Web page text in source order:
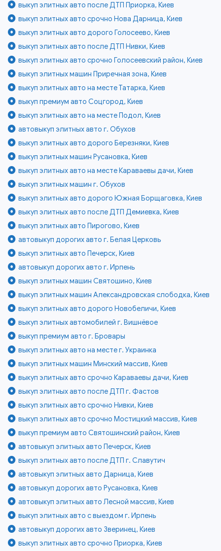
выкуп элитных авто после ДТП Приорка, Киев
выкуп элитных авто срочно Нова Дарница, Киев
выкуп элитных авто дорого Голосеево, Киев
выкуп элитных авто после ДТП Нивки, Киев
выкуп элитных авто срочно Голосеевский район, Киев
выкуп элитных машин Приречная зона, Киев
выкуп элитных авто на месте Татарка, Киев
выкуп премиум авто Соцгород, Киев
выкуп элитных авто на месте Подол, Киев
автовыкуп элитных авто г. Обухов
выкуп элитных авто дорого Березняки, Киев
выкуп элитных машин Русановка, Киев
выкуп элитных авто на месте Караваевы дачи, Киев
выкуп элитных машин г. Обухов
выкуп элитных авто дорого Южная Борщаговка, Киев
выкуп элитных авто после ДТП Демиевка, Киев
выкуп элитных авто Пирогово, Киев
автовыкуп дорогих авто г. Белая Церковь
выкуп элитных авто Печерск, Киев
автовыкуп дорогих авто г. Ирпень
выкуп элитных машин Святошино, Киев
выкуп элитных машин Александровская слободка, Киев
выкуп элитных авто дорого Новобеличи, Киев
выкуп элитных автомобилей г. Вишнёвое
выкуп премиум авто г. Бровары
выкуп элитных авто на месте г. Украинка
выкуп элитных машин Минский массив, Киев
выкуп элитных авто срочно Караваевы дачи, Киев
выкуп элитных авто после ДТП г. Фастов
выкуп элитных авто срочно Нивки, Киев
выкуп элитных авто срочно Мостицкий массив, Киев
выкуп премиум авто Святошинский район, Киев
автовыкуп элитных авто Печерск, Киев
выкуп элитных авто после ДТП г. Славутич
автовыкуп элитных авто Дарница, Киев
автовыкуп дорогих авто Русановка, Киев
автовыкуп элитных авто Лесной массив, Киев
выкуп элитных авто с выездом г. Ирпень
автовыкуп дорогих авто Зверинец, Киев
выкуп элитных авто срочно Приорка, Киев